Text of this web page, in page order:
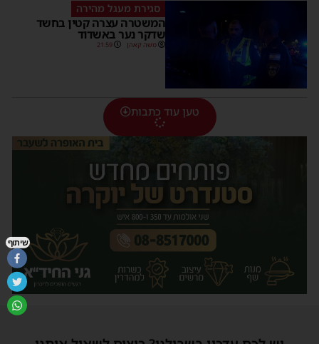
סגירת מעגל מהירה
המשטרה עצרה קטין בחשד
שדקר נער באשדוד
משה קאהן 21:59
טען עוד כתבות
שיתוף